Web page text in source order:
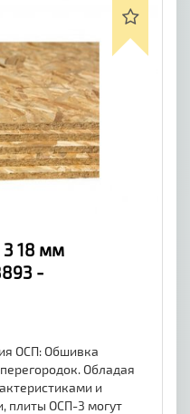
3 18 мм
-
ОСП: Обшивка
Обладая
и
плиты ОСП-3 могут